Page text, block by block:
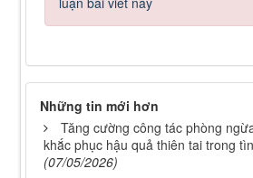
Những tin mới hơn
Tăng cường công tác phòng
khắc phục hậu quả thiên tai trong
(07/05/2026)